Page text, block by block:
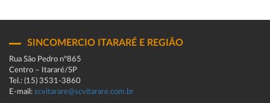
SINCOMERCIO ITARARÉ E REGIÃO
Rua São Pedro n°865
Centro – Itararé/SP
Tel.: (15) 3531-3860
E-mail: scvitarare@scvitarare.com.br